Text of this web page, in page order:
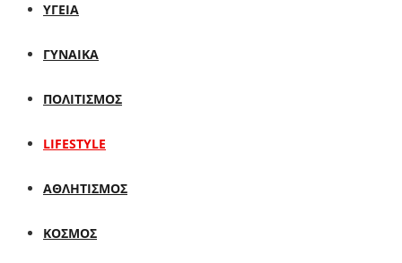
ΥΓΕΙΑ
ΓΥΝΑΙΚΑ
ΠΟΛΙΤΙΣΜΟΣ
LIFESTYLE
ΑΘΛΗΤΙΣΜΟΣ
ΚΟΣΜΟΣ